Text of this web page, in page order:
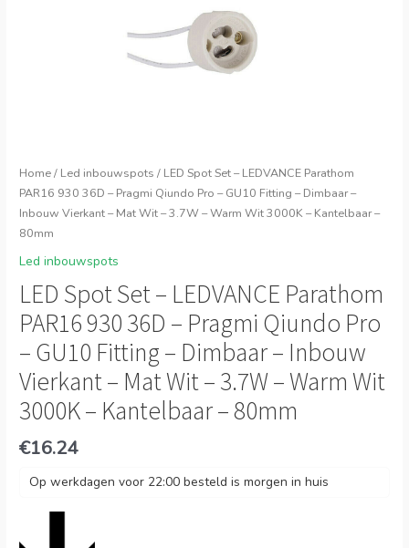
Home/ Led inbouwspots / LED Spot Set – LEDVANCE Parathom
PAR16 930 36D – Pragmi Qiundo Pro – GU10 Fitting – Dimbaar –
Inbouw Vierkant – Mat Wit – 3.7W – Warm Wit 3000K – Kantelbaar –
80mm
Led inbouwspots
LED Spot Set – LEDVANCE Parathom
PAR16 930 36D – Pragmi Qiundo Pro
– GU10 Fitting – Dimbaar – Inbouw
Vierkant – Mat Wit – 3.7W – Warm Wit
3000K – Kantelbaar – 80mm
€16.24
Op werkdagen voor 22:00 besteld is morgen in huis